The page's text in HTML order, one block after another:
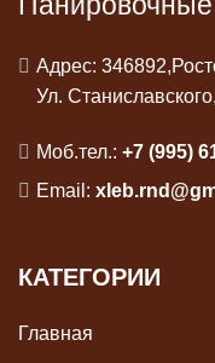
Адрес:
Ул.
Моб.тел.: +7 (995)
Email:
КАТЕГОРИИ
Главная